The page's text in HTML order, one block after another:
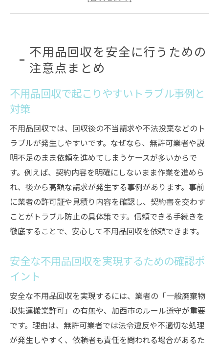
加西市のゴミカレンダーを活用した不用品
回収方法
不用品回収と環境への配慮が必要な理由を
解説
性
加西市で失敗しない不用品回収業者の選び方
信頼できる不用品回収業者選定のコツと判
断基準
公式サイトや口コミを使った業者の見極め
方
加西市の分別ルールに詳しい業者選びの重
見積もり比較で安心できる不用品回収を実
地域密着型不用品回収業者の利点と特徴を
解説
加西市のリサイクル推進と不用品回収業者
の関係
不用品回収を安全に行うための
注意点まとめ
不用品回収で起こりやすいトラブル事例と
対策
不用品回収では、回収後の不当請求や不法投棄などのト
ラブルが発生しやすいです。なぜなら、無許可業者や説
明不足のまま依頼を進めてしまうケースが多いからで
す。例えば、契約内容を明確にしないまま作業を進めら
れ、後から高額な請求が発生する事例があります。事前
に業者の許可証や見積り内容を確認し、契約書を交わす
ことがトラブル防止の具体策です。信頼できる手続きを
徹底することで、安心して不用品回収を依頼できます。
安全な不用品回収を実現するための確認ポ
イント
安全な不用品回収を実現するには、業者の「一般廃棄物
収集運搬業許可」の有無や、加西市のルール遵守が重要
です。理由は、無許可業者では法令違反や不適切な処理
が発生しやすく、依頼者も責任を問われる場合があるた